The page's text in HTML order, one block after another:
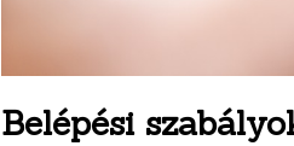
Belépési